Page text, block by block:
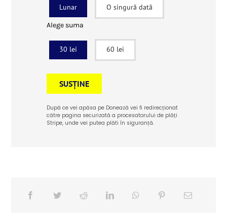
Lunar O singură dată
Alege suma
30 lei 60 lei
SUSȚINE
După ce vei apăsa pe Donează vei fi redirecționat
către pagina securizată a procesatorului de plăți
Stripe, unde vei putea plăti în siguranță.